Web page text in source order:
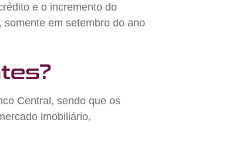
e o incremento do
em setembro do ano
Central, sendo que os
imobiliário,